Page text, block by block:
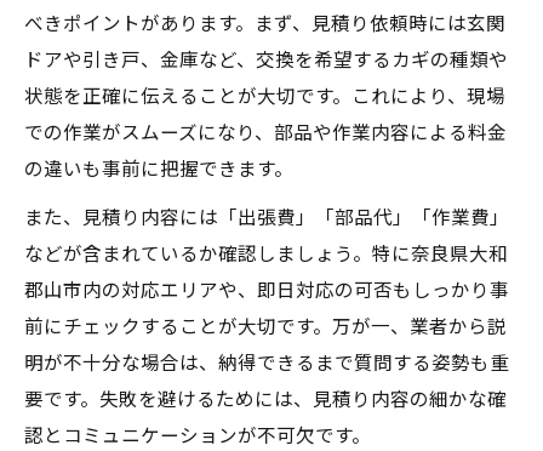
鍵交換の費用比較は無料見積もりで賢く
大和郡山市の鍵交換を無料見積もりで検討
する理由
無料見積もりが鍵交換の選択に不可欠な理
由
大和郡山市での鍵交換は無料見積もりが安
心材料
急な鍵交換依頼も大和郡山市なら安心対応
大和郡山市で緊急の鍵交換も無料見積りで
安心
急な鍵トラブルは大和郡山市鍵交換業者に
べきポイントがあります。まず、見積り依頼時には玄関
ドアや引き戸、金庫など、交換を希望するカギの種類や
状態を正確に伝えることが大切です。これにより、現場
での作業がスムーズになり、部品や作業内容による料金
の違いも事前に把握できます。
また、見積り内容には「出張費」「部品代」「作業費」
などが含まれているか確認しましょう。特に奈良県大和
郡山市内の対応エリアや、即日対応の可否もしっかり事
前にチェックすることが大切です。万が一、業者から説
明が不十分な場合は、納得できるまで質問する姿勢も重
要です。失敗を避けるためには、見積り内容の細かな確
認とコミュニケーションが不可欠です。